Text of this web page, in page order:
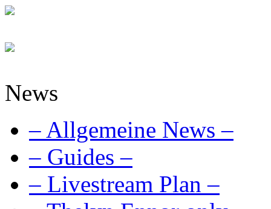
News
– Allgemeine News –
– Guides –
– Livestream Plan –